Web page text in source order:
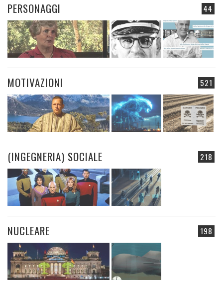
44
PERSONAGGI
521
MOTIVAZIONI
218
(INGEGNERIA) SOCIALE
198
NUCLEARE